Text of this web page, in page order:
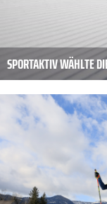
SPORTAKTIV WÄHLTE